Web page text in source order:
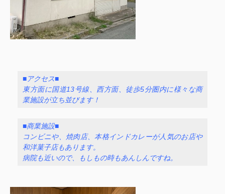
■アクセス■
東方面に国道13号線、西方面、徒歩5分圏内に様々な商
業施設が立ち並びます！
■商業施設■
コンビニや、焼肉店、本格インドカレーが人気のお店や
和洋菓子店もあります。
病院も近いので、もしもの時もあんしんですね。